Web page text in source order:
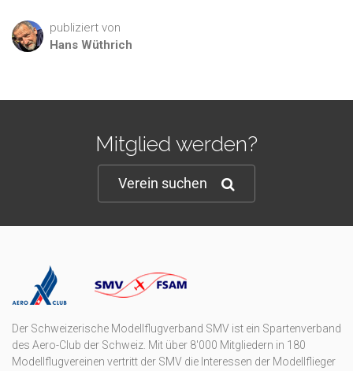
publiziert von
Hans Wüthrich
Mitglied werden?
Verein suchen
Der Schweizerische Modellflugverband SMV ist ein Spartenverband
des Aero-Club der Schweiz. Mit über 8'000 Mitgliedern in 180
Modellflugvereinen vertritt der SMV die Interessen der Modellflieger